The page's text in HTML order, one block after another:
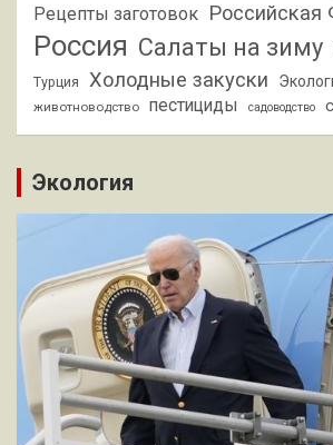
Рецепты заготовок Российская
Россия Салаты на зиму
Турция Холодные закуски
животноводство пестициды садоводство
Экология